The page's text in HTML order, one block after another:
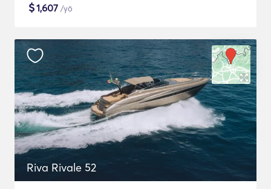
$1,607 /yö
Riva Rivale 52